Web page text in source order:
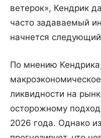
ветерок», Кендрик
часто задаваемый
начнется
По мнению
ликвидности на
осторожному
2026 года. Однако